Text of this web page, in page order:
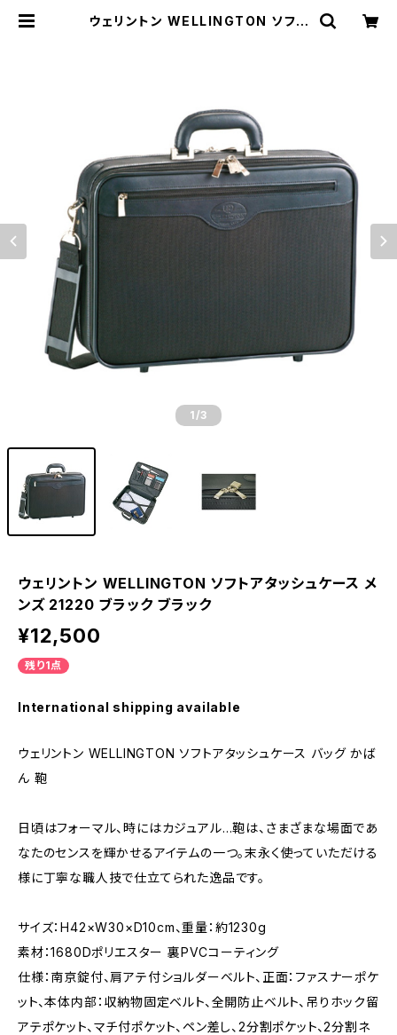
ウェリントン WELLINGTON ソフト
1 /3
ウェリントン WELLINGTON ソフトアタッシュケース メ
ンズ 21220 ブラック ブラック
¥12,500
残り1点
International shipping available
ウェリントン WELLINGTON ソフトアタッシュケース バッグ かば
ん 鞄
日頃はフォーマル、時にはカジュアル…鞄は、さまざまな場面であ
なたのセンスを輝かせるアイテムの一つ。末永く使っていただける
様に丁寧な職人技で仕立てられた逸品です。
サイズ：H42×W30×D10cm、重量：約1230g
素材：1680Dポリエスター 裏PVCコーティング
仕様：南京錠付、肩アテ付ショルダーベルト、正面：ファスナーポケ
ット、本体内部：収納物固定ベルト、全開防止ベルト、吊りホック留
アテポケット、マチ付ポケット、ペン差し、2分割ポケット、2分割ネ